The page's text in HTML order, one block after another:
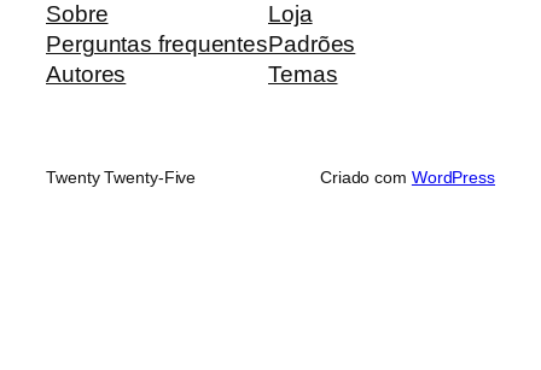
Sobre
Perguntas frequentes
Autores
Loja
Padrões
Temas
Twenty Twenty-Five Criado com WordPress